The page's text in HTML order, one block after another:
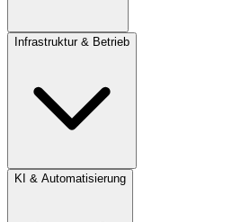
Infrastruktur & Betrieb
KI & Automatisierung